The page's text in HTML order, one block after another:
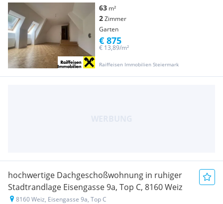
63 m²
2Zimmer
Garten
Raiffeisen Immobilien Steiermark
€ 13,89/m²
€ 875
hochwertige Dachgeschoßwohnung in ruhiger
Stadtrandlage Eisengasse 9a, Top C, 8160 Weiz
8160 Weiz, Eisengasse 9a, Top C